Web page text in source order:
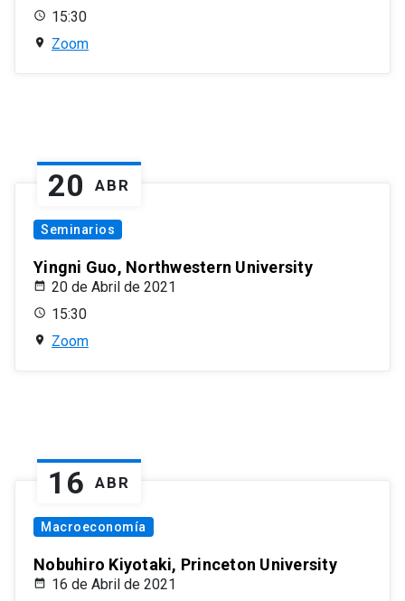
15:30
Zoom
20 ABR
Seminarios
Yingni Guo, Northwestern University
20 de Abril de 2021
15:30
Zoom
16 ABR
Macroeconomía
Nobuhiro Kiyotaki, Princeton University
16 de Abril de 2021